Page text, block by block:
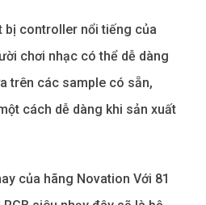
bị controller nổi tiếng của
chơi nhạc có thể dễ dàng
trên các sample có sẵn,
cách dễ dàng khi sản xuất
của hãng Novation Với 81